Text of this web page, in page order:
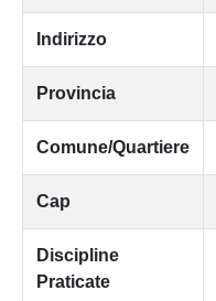
Indirizzo
Provincia
Comune/Quartiere
Cap
Discipline
Praticate